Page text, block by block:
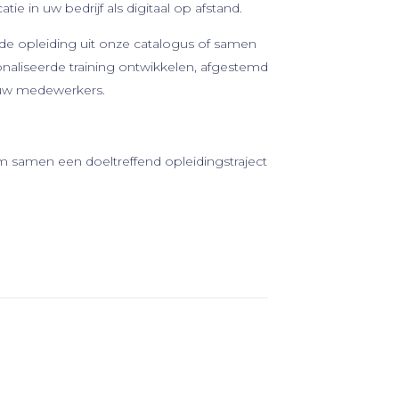
in uw bedrijf als digitaal op afstand.
opleiding uit onze catalogus of samen
training ontwikkelen, afgestemd
medewerkers.
een doeltreffend opleidingstraject